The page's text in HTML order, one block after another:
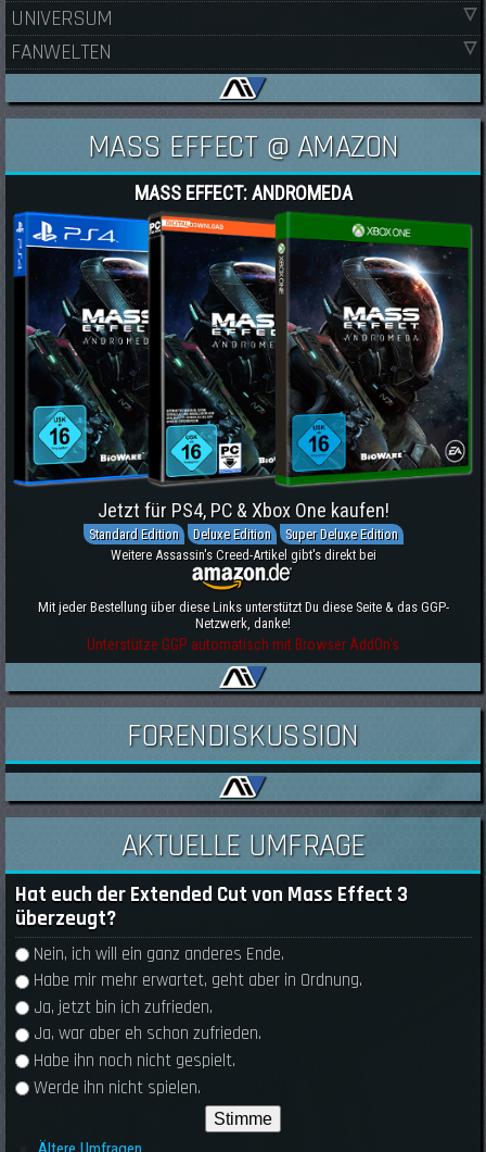
UNIVERSUM
FANWELTEN
MASS EFFECT @ AMAZON
MASS EFFECT: ANDROMEDA
Jetzt für PS4, PC & Xbox One kaufen!
Standard Edition Deluxe Edition
Super Deluxe Edition
Weitere Assassin's Creed-Artikel gibt's direkt bei
Mit jeder Bestellung über diese Links unterstützt Du diese Seite & das GGP-
Netzwerk, danke!
Unterstütze GGP automatisch mit Browser AddOn's
FORENDISKUSSION
AKTUELLE UMFRAGE
Hat euch der Extended Cut von Mass Effect 3
überzeugt?
Auswahlmöglichkeiten
Nein, ich will ein ganz anderes Ende.
Habe mir mehr erwartet, geht aber in Ordnung.
Ja, jetzt bin ich zufrieden.
Ja, war aber eh schon zufrieden.
Habe ihn noch nicht gespielt.
Werde ihn nicht spielen.